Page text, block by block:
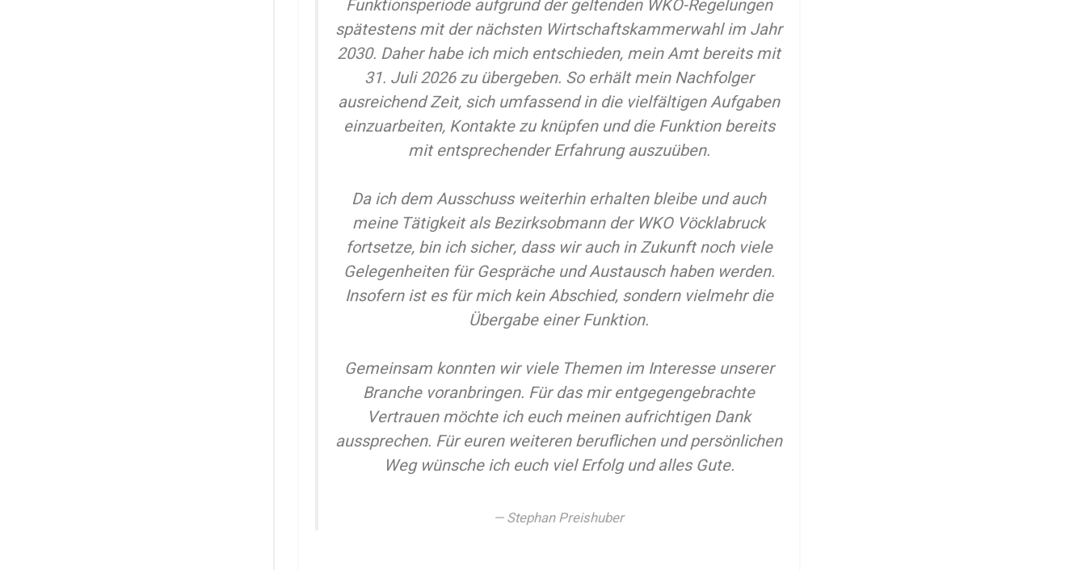
Funktionsperiode aufgrund der geltenden WKO-Regelungen
spätestens mit der nächsten Wirtschaftskammerwahl im Jahr
2030. Daher habe ich mich entschieden, mein Amt bereits mit
31. Juli 2026 zu übergeben. So erhält mein Nachfolger
ausreichend Zeit, sich umfassend in die vielfältigen Aufgaben
einzuarbeiten, Kontakte zu knüpfen und die Funktion bereits
mit entsprechender Erfahrung auszuüben.
Da ich dem Ausschuss weiterhin erhalten bleibe und auch
meine Tätigkeit als Bezirksobmann der WKO Vöcklabruck
fortsetze, bin ich sicher, dass wir auch in Zukunft noch viele
Gelegenheiten für Gespräche und Austausch haben werden.
Insofern ist es für mich kein Abschied, sondern vielmehr die
Übergabe einer Funktion.
Gemeinsam konnten wir viele Themen im Interesse unserer
Branche voranbringen. Für das mir entgegengebrachte
Vertrauen möchte ich euch meinen aufrichtigen Dank
aussprechen. Für euren weiteren beruflichen und persönlichen
Weg wünsche ich euch viel Erfolg und alles Gute.
Stephan Preishuber